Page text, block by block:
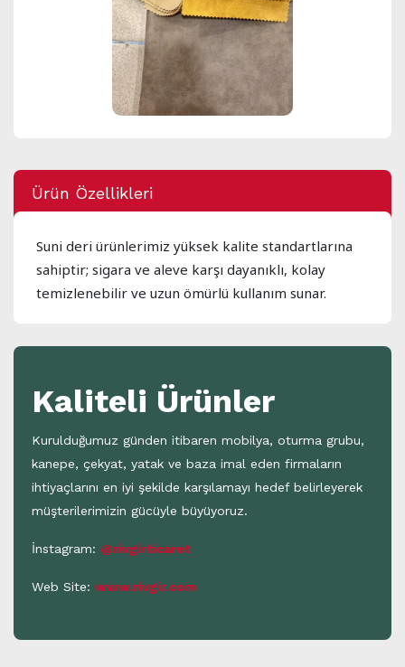
Ürün Özellikleri
Suni deri ürünlerimiz yüksek kalite standartlarına
sahiptir; sigara ve aleve karşı dayanıklı, kolay
temizlenebilir ve uzun ömürlü kullanım sunar.
Kaliteli Ürünler
Kurulduğumuz günden itibaren mobilya, oturma grubu,
kanepe, çekyat, yatak ve baza imal eden firmaların
ihtiyaçlarını en iyi şekilde karşılamayı hedef belirleyerek
müşterilerimizin gücüyle büyüyoruz.
İnstagram: @rivgirticaret
Web Site: www.rivgir.com